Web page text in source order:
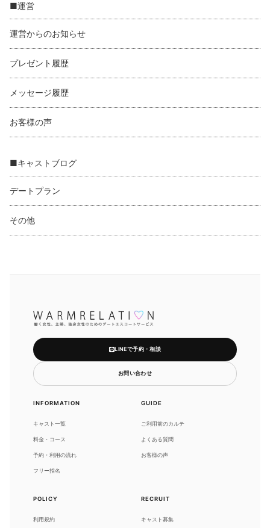
■運営
運営からのお知らせ
プレゼント履歴
メッセージ履歴
お客様の声
■キャストブログ
デートプラン
その他
LINEで予約・相談
お問い合わせ
INFORMATION
キャスト一覧
料金・コース
予約・利用の流れ
フリー指名
GUIDE
ご利用前のカルテ
よくある質問
お客様の声
POLICY
利用規約
RECRUIT
キャスト募集